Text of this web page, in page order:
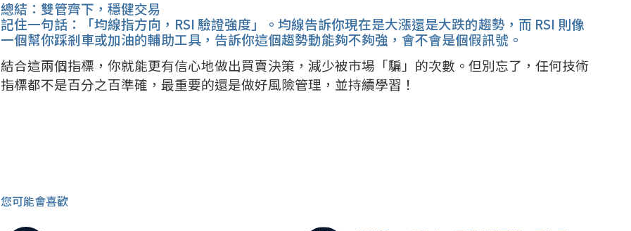
總結：雙管齊下，穩健交易
記住一句話：「均線指方向，RSI 驗證強度」。均線告訴你現在是大漲還是大跌的趨勢，而 RSI 則像
一個幫你踩剎車或加油的輔助工具，告訴你這個趨勢動能夠不夠強，會不會是個假訊號。
結合這兩個指標，你就能更有信心地做出買賣決策，減少被市場「騙」的次數。但別忘了，任何技術
指標都不是百分之百準確，最重要的還是做好風險管理，並持續學習！
您可能會喜歡